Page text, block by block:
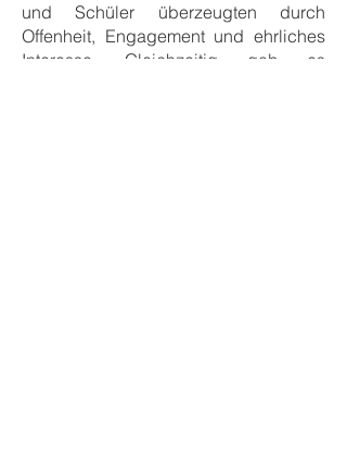
und Schüler überzeugten durch
Offenheit, Engagement und ehrliches
Interesse. Gleichzeitig gab es